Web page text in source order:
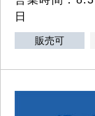
日
販売可